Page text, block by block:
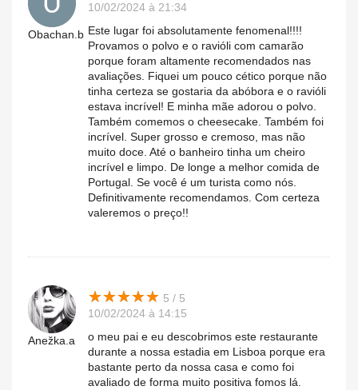
Obachan.b
10/02/2024 à 21:34
Este lugar foi absolutamente fenomenal!!!!
Provamos o polvo e o ravióli com camarão
porque foram altamente recomendados nas
avaliações. Fiquei um pouco cético porque não
tinha certeza se gostaria da abóbora e o ravióli
estava incrível! E minha mãe adorou o polvo.
Também comemos o cheesecake. Também foi
incrível. Super grosso e cremoso, mas não
muito doce. Até o banheiro tinha um cheiro
incrível e limpo. De longe a melhor comida de
Portugal. Se você é um turista como nós.
Definitivamente recomendamos. Com certeza
valeremos o preço!!
Anežka.a
★★★★★
★★★★★ 5 / 5
10/02/2024 à 14:15
o meu pai e eu descobrimos este restaurante
durante a nossa estadia em Lisboa porque era
bastante perto da nossa casa e como foi
avaliado de forma muito positiva fomos lá.